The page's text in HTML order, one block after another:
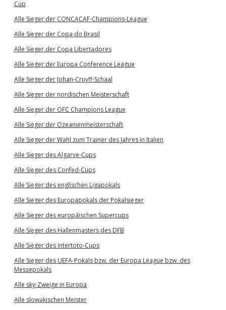
Cup
Alle Sieger der CONCACAF-Champions-League
Alle Sieger der Copa do Brasil
Alle Sieger der Copa Libertadores
Alle Sieger der Europa Conference League
Alle Sieger der Johan-Cruyff-Schaal
Alle Sieger der nordischen Meisterschaft
Alle Sieger der OFC Champions League
Alle Sieger der Ozeanienmeisterschaft
Alle Sieger der Wahl zum Trainer des Jahres in Italien
Alle Sieger des Algarve-Cups
Alle Sieger des Confed-Cups
Alle Sieger des englischen Ligapokals
Alle Sieger des Europapokals der Pokalsieger
Alle Sieger des europäischen Supercups
Alle Sieger des Hallenmasters des DFB
Alle Sieger des Intertoto-Cups
Alle Sieger des UEFA-Pokals bzw. der Europa League bzw. des
Messepokals
Alle sky-Zweige in Europa
Alle slowakischen Meister